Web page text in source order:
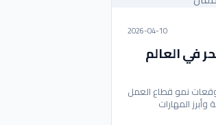
2026-04-10
في العالم
نمو قطاع العمل
المهارات